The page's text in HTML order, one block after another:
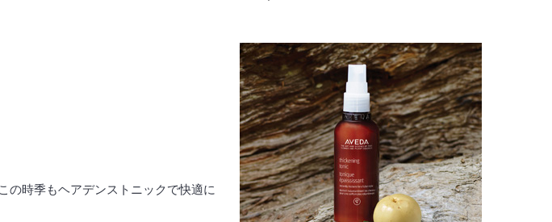
時季もヘアデンストニックで快適に